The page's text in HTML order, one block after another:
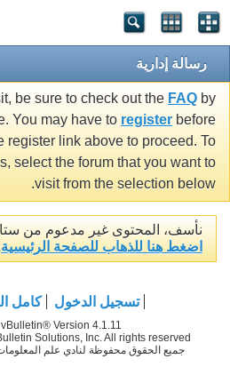
رسالة إدارية
be sure to check out the FAQ by
You may have to register before
register link above to proceed. To
select the forum that you want to
visit from the selection below.
نأسف، المحتوى غير مدعوم من
اضغط هنا للذهاب للصفحة الرئيسية
تسجيل الدخول كامل
Version 4.1.11
Solutions, Inc. All rights reserved
جميع الحقوق محفوظة لنادي علم المعلومات